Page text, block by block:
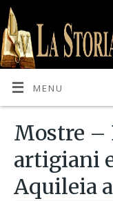
MENU
Mostre –
artigiani
Aquileia